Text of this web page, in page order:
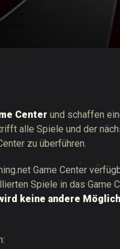
Drops
Center und schaffen
alle Spiele und der
zu überführen.
Game Center
Spiele in das Game
keine andere